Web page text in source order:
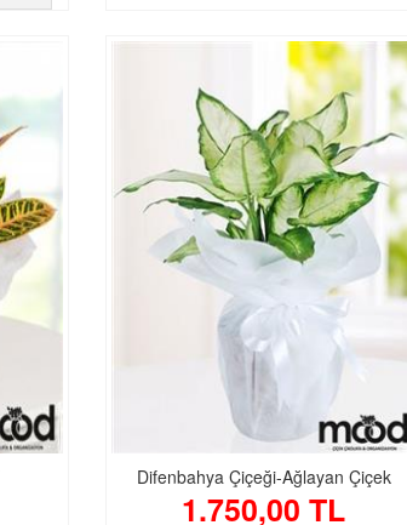
Difenbahya Çiçeği-Ağlayan Çiçek
1.750,00 TL